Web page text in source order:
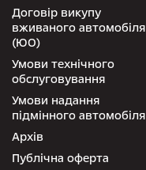
Договір викупу
вживаного автомобіля
(ЮО)
Умови технічного
обслуговування
Умови надання
підмінного автомобіля
Архів
Публічна оферта